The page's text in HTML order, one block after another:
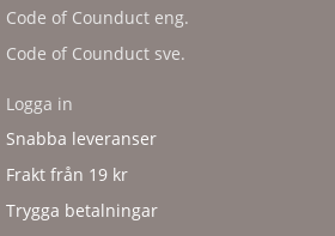
Code of Counduct eng.
Code of Counduct sve.
Logga in
Snabba leveranser
Frakt från 19 kr
Trygga betalningar